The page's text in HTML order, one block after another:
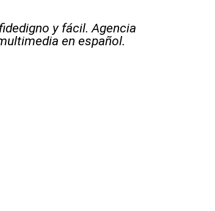
y fácil. Agencia
en español.